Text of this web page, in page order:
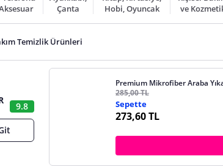
Çanta
Hobi, Oyuncak
ve
Temizlik Ürünleri
9.8
Premium Mikrofiber Araba
285,00 TL
Sepette
273,60 TL